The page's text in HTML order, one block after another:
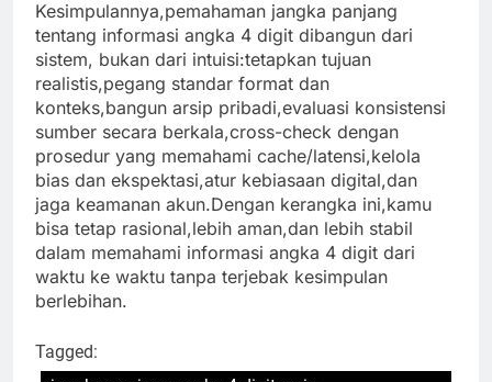
Kesimpulannya,pemahaman jangka panjang
tentang informasi angka 4 digit dibangun dari
sistem, bukan dari intuisi:tetapkan tujuan
realistis,pegang standar format dan
konteks,bangun arsip pribadi,evaluasi konsistensi
sumber secara berkala,cross-check dengan
prosedur yang memahami cache/latensi,kelola
bias dan ekspektasi,atur kebiasaan digital,dan
jaga keamanan akun.Dengan kerangka ini,kamu
bisa tetap rasional,lebih aman,dan lebih stabil
dalam memahami informasi angka 4 digit dari
waktu ke waktu tanpa terjebak kesimpulan
berlebihan.
Tagged: